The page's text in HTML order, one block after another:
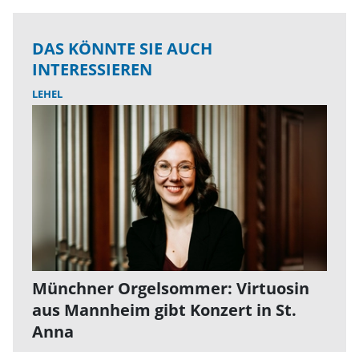
DAS KÖNNTE SIE AUCH
INTERESSIEREN
LEHEL
Münchner Orgelsommer: Virtuosin
aus Mannheim gibt Konzert in St.
Anna